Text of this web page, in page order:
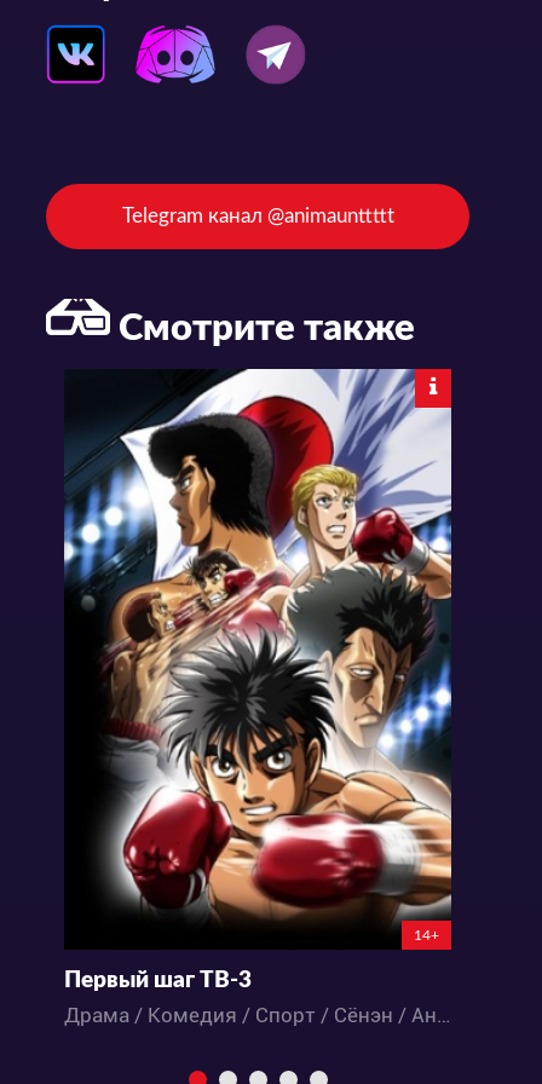
Telegram канал @animaunttttt
Смотрите также
14+
Первый шаг ТВ-3
Драма / Комедия / Спорт / Сёнэн / Аниме